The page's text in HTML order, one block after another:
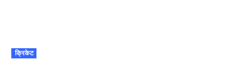
POSTED
IN
क्रिकेट